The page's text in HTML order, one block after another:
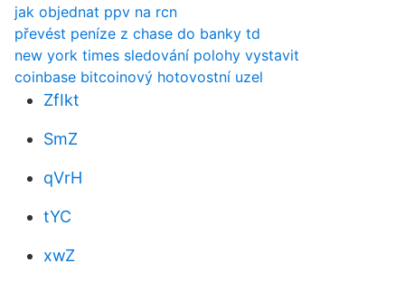
jak objednat ppv na rcn
převést peníze z chase do banky td
new york times sledování polohy vystavit
coinbase bitcoinový hotovostní uzel
ZfIkt
SmZ
qVrH
tYC
xwZ